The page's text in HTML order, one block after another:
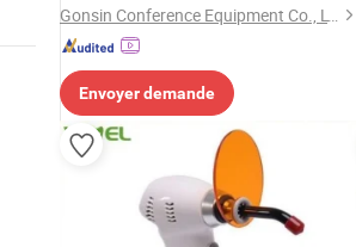
Gonsin Conference Equipment Co., LTD.
Envoyer demande